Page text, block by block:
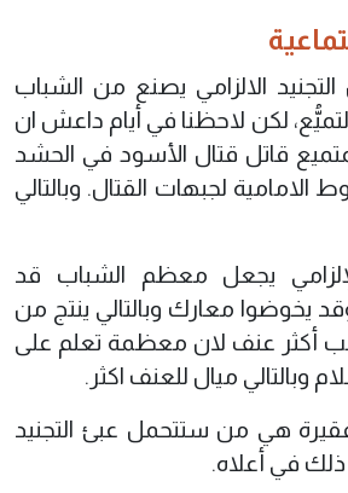
التجنيد الالزامي يصنع من الشباب
لكن لاحظنا في أيام داعش ان
قاتل قتال الأسود في الحشد
لجبهات القتال. وبالتالي
يجعل معظم الشباب قد
يخوضوا معارك وبالتالي ينتج من
أكثر عنف لان معظمة تعلم على
وبالتالي ميال للعنف اكثر.
هي من ستتحمل عبئ التجنيد
ذلك في أعلاه.